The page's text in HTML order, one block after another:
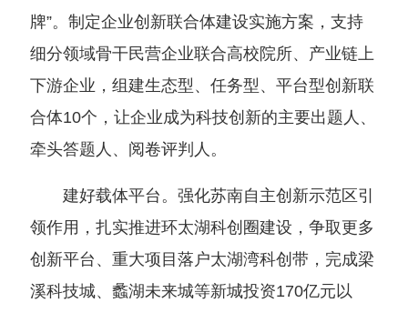
牌”。制定企业创新联合体建设实施方案，支持
细分领域骨干民营企业联合高校院所、产业链上
下游企业，组建生态型、任务型、平台型创新联
合体10个，让企业成为科技创新的主要出题人、
牵头答题人、阅卷评判人。
建好载体平台。强化苏南自主创新示范区引
领作用，扎实推进环太湖科创圈建设，争取更多
创新平台、重大项目落户太湖湾科创带，完成梁
溪科技城、蠡湖未来城等新城投资170亿元以